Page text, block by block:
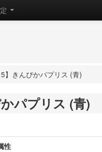
】きんぴかパプリス (青)
パプリス (青)
性